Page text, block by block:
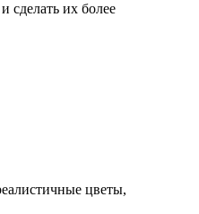
сделать их более
цветы,